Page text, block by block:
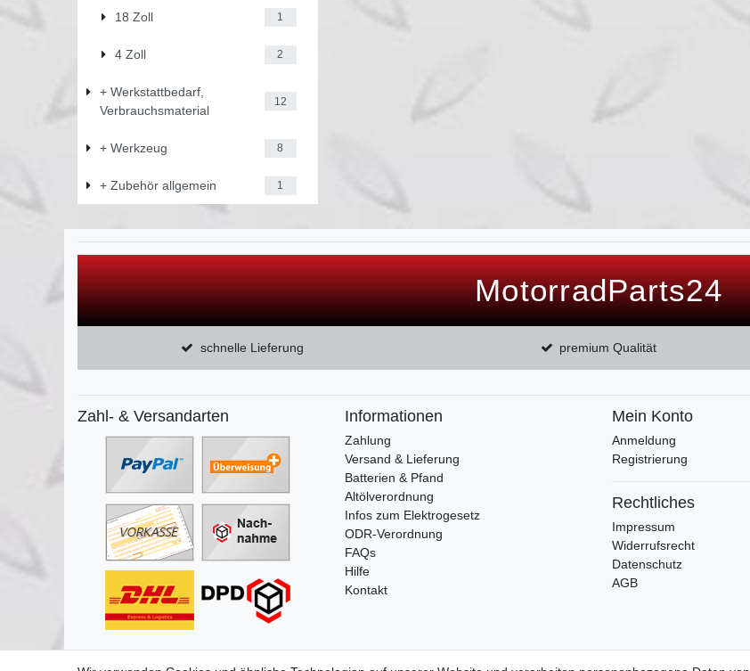
18 Zoll 1
4 Zoll 2
+ Werkstattbedarf,
Verbrauchsmaterial
12
+ Werkzeug 8
+ Zubehör allgemein 1
MotorradParts24
schnelle Lieferung premium Qualität
Zahl- & Versandarten Informationen
Zahlung
Versand & Lieferung
Batterien & Pfand
Altölverordnung
Infos zum Elektrogesetz
ODR-Verordnung
FAQs
Hilfe
Kontakt
Mein Konto
Anmeldung
Registrierung
Rechtliches
Impressum
Widerrufsrecht
Datenschutz
AGB